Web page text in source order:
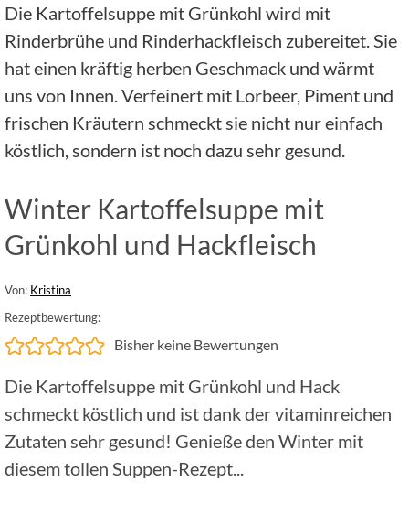
Die Kartoffelsuppe mit Grünkohl wird mit
Rinderbrühe und Rinderhackfleisch zubereitet. Sie
hat einen kräftig herben Geschmack und wärmt
uns von Innen. Verfeinert mit Lorbeer, Piment und
frischen Kräutern schmeckt sie nicht nur einfach
köstlich, sondern ist noch dazu sehr gesund.
Winter Kartoffelsuppe mit
Grünkohl und Hackfleisch
Von: Kristina
Rezeptbewertung:
Bisher keine Bewertungen
Die Kartoffelsuppe mit Grünkohl und Hack
schmeckt köstlich und ist dank der vitaminreichen
Zutaten sehr gesund! Genieße den Winter mit
diesem tollen Suppen-Rezept...